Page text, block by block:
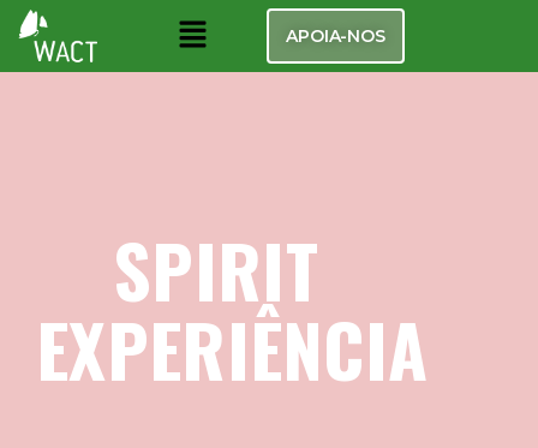
APOIA-NOS
SPIRIT
EXPERIÊNCIA